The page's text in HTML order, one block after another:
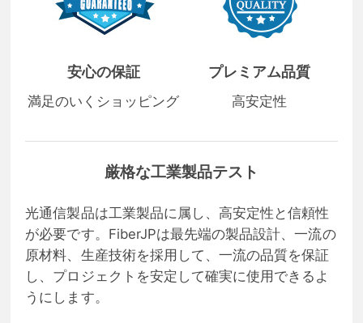
安心の保証
満足のいくショッピング
プレミアム品質
高安定性
厳格な工業製品テスト
光通信製品は工業製品に属し、高安定性と信頼性
が必要です。FiberJPは最先端の製品設計、一流の
原材料、生産技術を採用して、一流の品質を保証
し、プロジェクトを安定して確実に使用できるよ
うにします。